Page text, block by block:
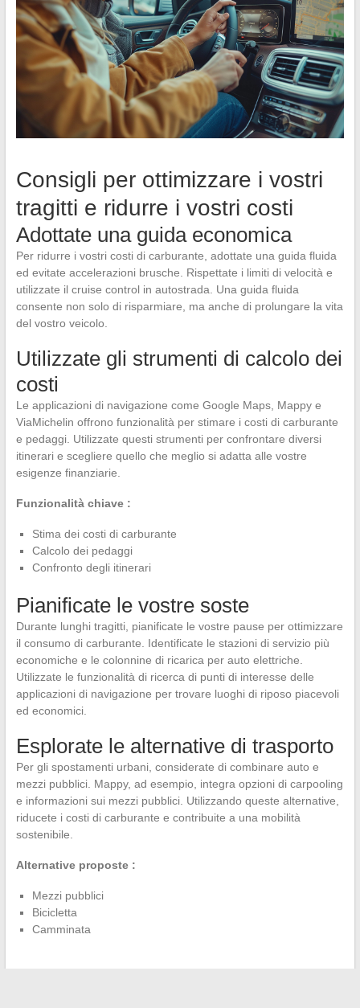
Consigli per ottimizzare i vostri
tragitti e ridurre i vostri costi
Adottate una guida economica
Per ridurre i vostri costi di carburante, adottate una guida fluida
ed evitate accelerazioni brusche. Rispettate i limiti di velocità e
utilizzate il cruise control in autostrada. Una guida fluida
consente non solo di risparmiare, ma anche di prolungare la vita
del vostro veicolo.
Utilizzate gli strumenti di calcolo dei
costi
Le applicazioni di navigazione come Google Maps, Mappy e
ViaMichelin offrono funzionalità per stimare i costi di carburante
e pedaggi. Utilizzate questi strumenti per confrontare diversi
itinerari e scegliere quello che meglio si adatta alle vostre
esigenze finanziarie.
Funzionalità chiave :
Stima dei costi di carburante
Calcolo dei pedaggi
Confronto degli itinerari
Pianificate le vostre soste
Durante lunghi tragitti, pianificate le vostre pause per ottimizzare
il consumo di carburante. Identificate le stazioni di servizio più
economiche e le colonnine di ricarica per auto elettriche.
Utilizzate le funzionalità di ricerca di punti di interesse delle
applicazioni di navigazione per trovare luoghi di riposo piacevoli
ed economici.
Esplorate le alternative di trasporto
Per gli spostamenti urbani, considerate di combinare auto e
mezzi pubblici. Mappy, ad esempio, integra opzioni di carpooling
e informazioni sui mezzi pubblici. Utilizzando queste alternative,
riducete i costi di carburante e contribuite a una mobilità
sostenibile.
Alternative proposte :
Mezzi pubblici
Bicicletta
Camminata